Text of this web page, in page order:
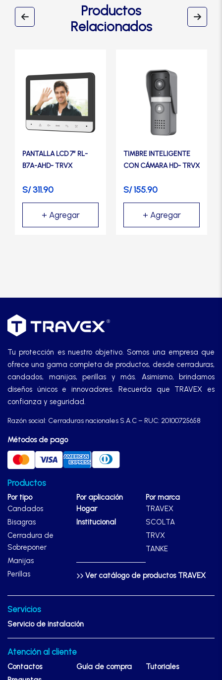
Productos
Relacionados
PANTALLA LCD 7″ RL-
B7A-AHD- TRVX
S/311.90
TIMBRE INTELIGENTE
CON CÁMARA HD- TRVX
S/155.90
Tu protección es nuestro objetivo. Somos una empresa que
ofrece una gama completa de productos, desde cerraduras,
candados, manijas, perillas y más. Asimismo, brindamos
diseños únicos e innovadores. Recuerda que TRAVEX es
confianza y seguridad.
Razón social: Cerraduras nacionales S.A.C – RUC: 20100725658
Métodos de pago
Productos
Por tipo
Candados
Bisagras
Cerradura de
Sobreponer
Manijas
Perillas
Por aplicación
Hogar
Institucional
Por marca
TRAVEX
SCOLTA
TRVX
TANKE
Ver catálogo de productos TRAVEX
Servicios
Servicio de instalación
Atención al cliente
Contactos Guía de compra
Tutoriales